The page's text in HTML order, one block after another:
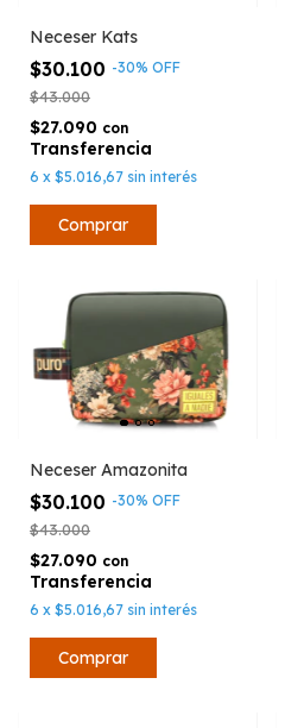
Neceser Kats
$30.100 -30% OFF
$43.000
$27.090 con
6 x $5.016,67 sin interés
Neceser Amazonita
$30.100 -30% OFF
$43.000
$27.090 con
6 x $5.016,67 sin interés